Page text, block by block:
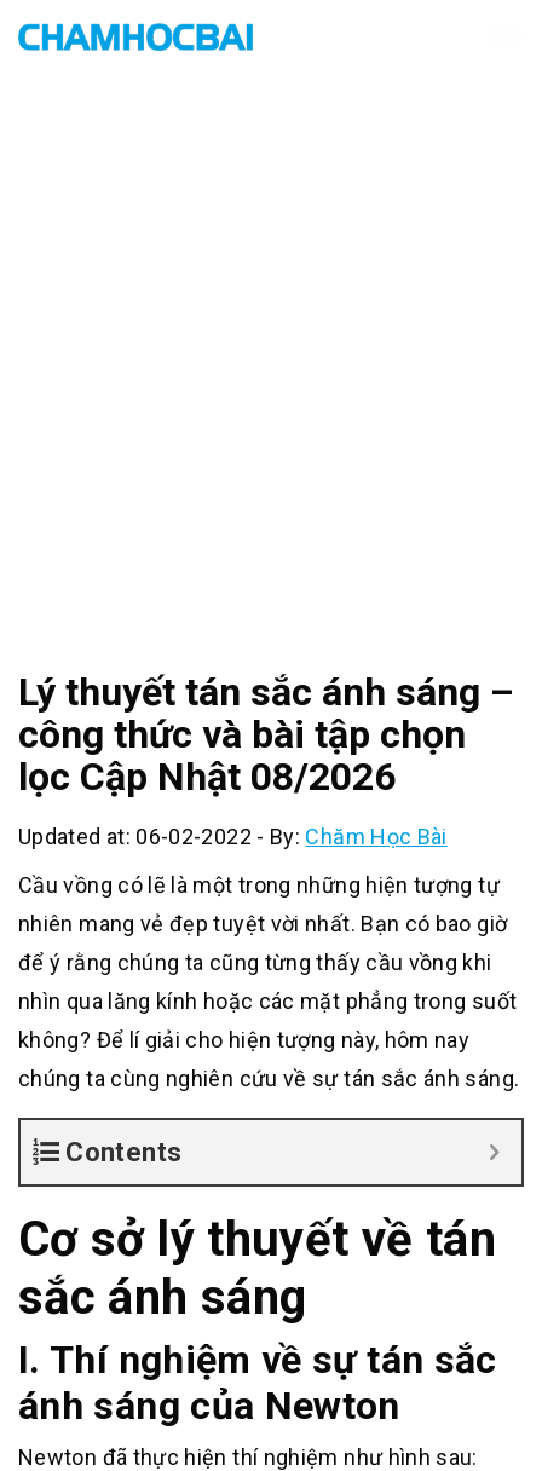
Lý thuyết tán sắc ánh sáng –
công thức và bài tập chọn
lọc Cập Nhật 08/2026
Updated at: 06-02-2022 - By: Chăm Học Bài
Cầu vồng có lẽ là một trong những hiện tượng tự
nhiên mang vẻ đẹp tuyệt vời nhất. Bạn có bao giờ
để ý rằng chúng ta cũng từng thấy cầu vồng khi
nhìn qua lăng kính hoặc các mặt phẳng trong suốt
không? Để lí giải cho hiện tượng này, hôm nay
chúng ta cùng nghiên cứu về sự tán sắc ánh sáng.
Contents
Cơ sở lý thuyết về tán
sắc ánh sáng
I. Thí nghiệm về sự tán sắc
ánh sáng của Newton
Newton đã thực hiện thí nghiệm như hình sau: